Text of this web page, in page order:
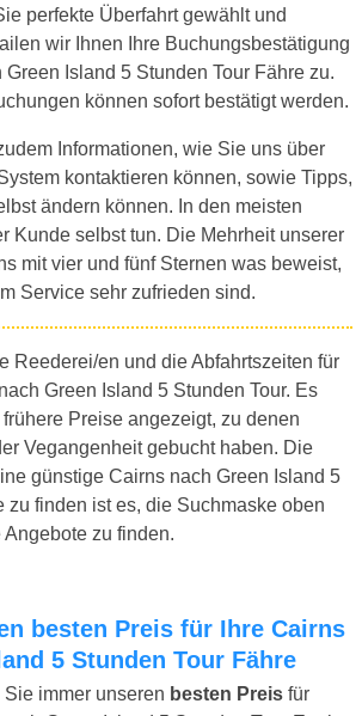
perfekte Überfahrt gewählt und
wir Ihnen Ihre Buchungsbestätigung
Island 5 Stunden Tour Fähre zu.
können sofort bestätigt werden.
Informationen, wie Sie uns über
kontaktieren können, sowie Tipps,
ändern können. In den meisten
Kunde selbst tun. Die Mehrheit unserer
mit vier und fünf Sternen was beweist,
Service sehr zufrieden sind.
Reederei/en und die Abfahrtszeiten für
Green Island 5 Stunden Tour. Es
Preise angezeigt, zu denen
Vegangenheit gebucht haben. Die
günstige Cairns nach Green Island 5
zu finden ist es, die Suchmaske oben
zu finden.
5 Stunden Tour Fähre
immer unseren besten Preis für